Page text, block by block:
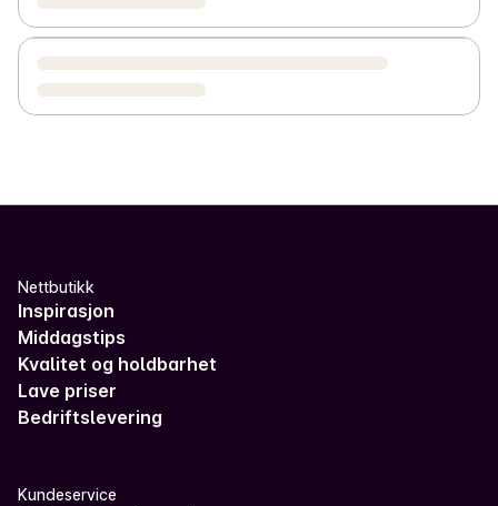
Nettbutikk
Inspirasjon
Middagstips
Kvalitet og holdbarhet
Lave priser
Bedriftslevering
Kundeservice